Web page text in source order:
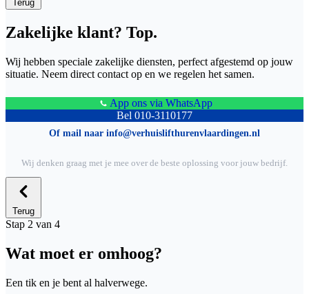
Terug
Zakelijke klant? Top.
Wij hebben speciale zakelijke diensten, perfect afgestemd op jouw
situatie. Neem direct contact op en we regelen het samen.
App ons via WhatsApp
Bel 010-3110177
Of mail naar info@verhuislifthurenvlaardingen.nl
Wij denken graag met je mee over de beste oplossing voor jouw bedrijf.
Terug
Stap 2 van 4
Wat moet er omhoog?
Een tik en je bent al halverwege.